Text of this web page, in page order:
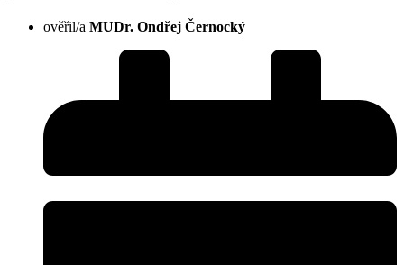
ověřil/a MUDr. Ondřej Černocký